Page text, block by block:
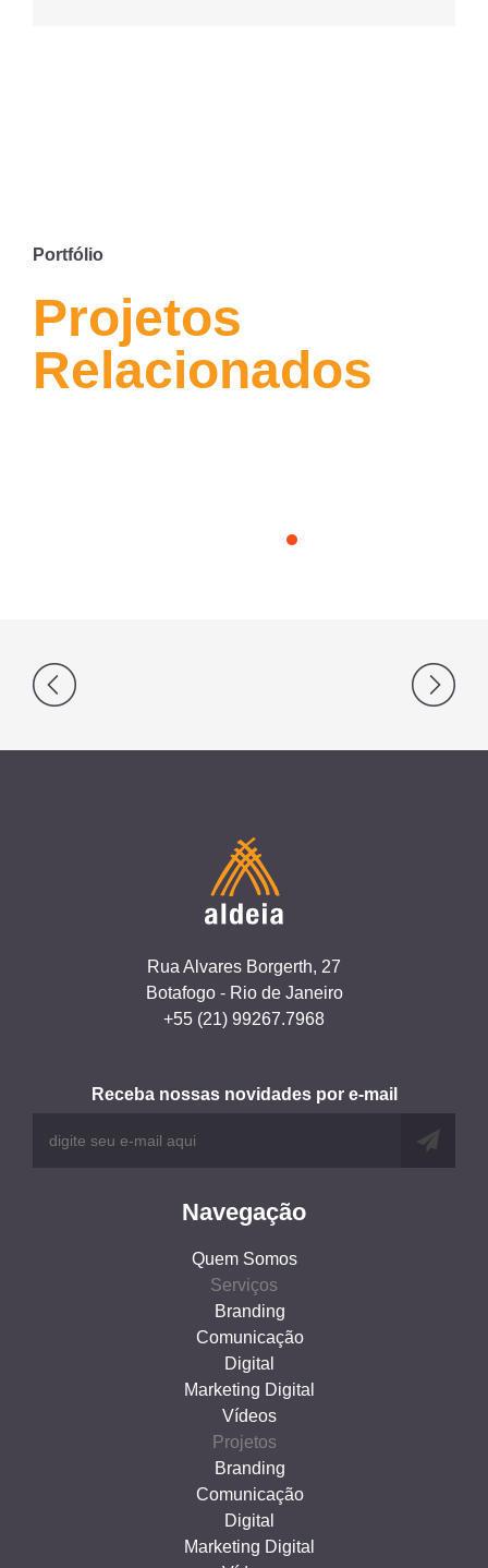
Portfólio
Projetos
Relacionados
Navegação
Post
Rua Alvares Borgerth, 27
Botafogo - Rio de Janeiro
+55 (21) 99267.7968
Receba nossas novidades por e-mail
Navegação
Quem Somos
Serviços
Branding
Comunicação
Digital
Marketing Digital
Vídeos
Projetos
Branding
Comunicação
Digital
Marketing Digital